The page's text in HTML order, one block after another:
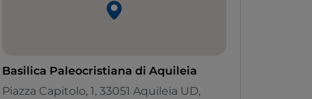
Basilica Paleocristiana di Aquileia
Piazza Capitolo, 1, 33051 Aquileia UD,